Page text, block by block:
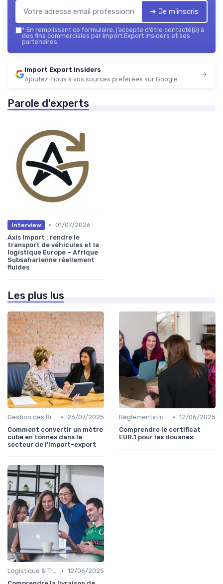
➔ Je m'inscris
* En remplissant ce formulaire, j’accepte d’être contacté(e) à
des fins commerciales par Import Export Insiders et ses
partenaires.
Import Export Insiders
Ajoutez-nous à vos sources préférées sur Google
Parole d'experts
Interview • 01/07/2026
Axis Import : rendre le
transport de véhicules et la
logistique Europe – Afrique
Subsaharienne réellement
fluides
Les plus lus
Gestion des Risques •
26/07/2025
Comment convertir un mètre
cube en tonnes dans le
secteur de l'import-export
Réglementations Douanières • 12/06/2025
Comprendre le certificat
EUR.1 pour les douanes
Logistique & Transport • 12/06/2025